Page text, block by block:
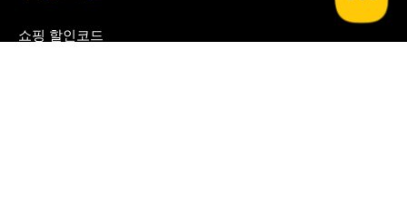
쇼핑 할인코드